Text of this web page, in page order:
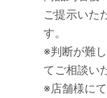
ご提示いた
す。
※判断が難
てご相談い
※店舗様に